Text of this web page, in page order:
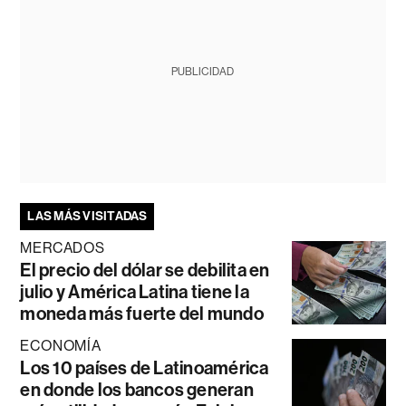
PUBLICIDAD
LAS MÁS VISITADAS
MERCADOS
El precio del dólar se debilita en
julio y América Latina tiene la
moneda más fuerte del mundo
ECONOMÍA
Los 10 países de Latinoamérica
en donde los bancos generan